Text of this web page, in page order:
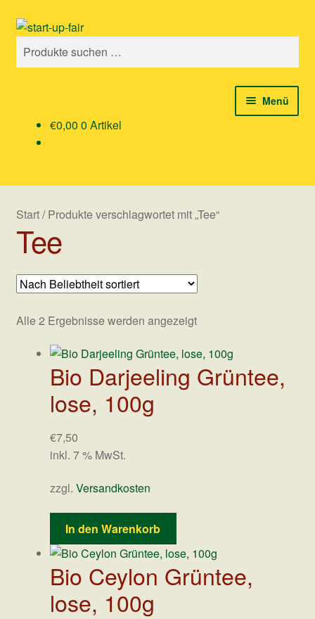
Zur
Navigation
springen
Zum
Inhalt
springen
Suchen
nach:
Suchen
Menü
Rund um Ostern
Über uns
Mein Konto
Datenschutz
€0,00 0 Artikel
Start/Produkte verschlagwortet mit „Tee“
Tee
Alle 2 Ergebnisse werden angezeigtNach
sortiert
Bio Darjeeling Grüntee,
lose, 100g
€7,50
inkl. 7 % MwSt.
zzgl. Versandkosten
In den Warenkorb
Bio Ceylon Grüntee,
lose, 100g